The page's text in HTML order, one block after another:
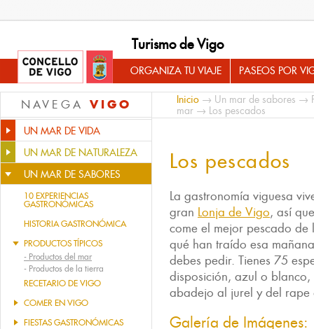
Turismo de Vigo
ORGANIZA TU VIAJE PASEOS POR
NAVEGA VIGO
UN MAR DE VIDA
UN MAR DE NATURALEZA
UN MAR DE SABORES
10 EXPERIENCIAS
GASTRONÓMICAS
HISTORIA GASTRONÓMICA
PRODUCTOS TÍPICOS
- Productos del mar
- Productos de la tierra
RECETARIO DE VIGO
COMER EN VIGO
FIESTAS GASTRONÓMICAS
Inicio → Un mar de sabores →
mar → Los pescados
Los pescados
La gastronomía viguesa
gran Lonja de Vigo, así
come el mejor pescado
qué han traído esa
debes pedir. Tienes 75
disposición, azul o
abadejo al jurel y del
Galería de Imágenes: